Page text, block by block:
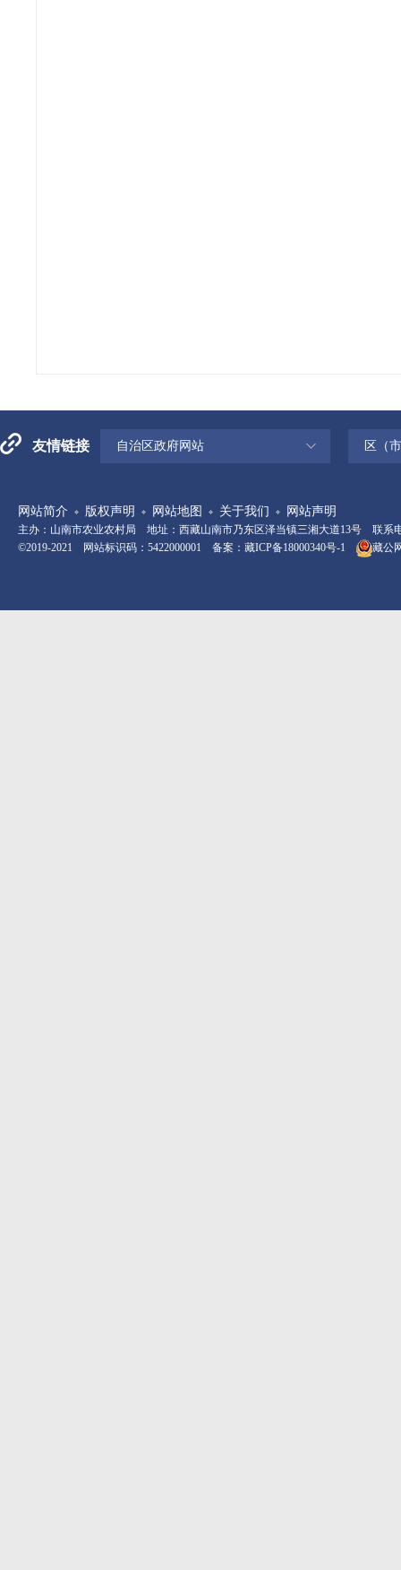
友情链接 自治区政府网站 区（
网站简介 版权声明 网站地图 关于我们 网站声明
主办：山南市农业农村局 地址：西藏山南市乃东区泽当镇三湘大道13号 联系电
©2019-2021 网站标识码：5422000001 备案： 藏ICP备18000340号-1 藏公